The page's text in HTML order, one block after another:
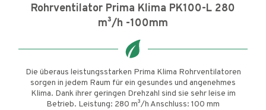
Rohrventilator Prima Klima PK100-L 280
m³/h -100mm
Die überaus leistungsstarken Prima Klima Rohrventilatoren
sorgen in jedem Raum für ein gesundes und angenehmes
Klima. Dank ihrer geringen Drehzahl sind sie sehr leise im
Betrieb. Leistung: 280 m³/h Anschluss: 100 mm